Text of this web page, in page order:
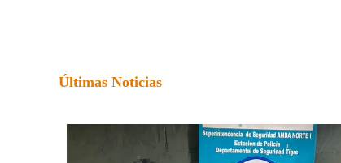
Últimas Noticias